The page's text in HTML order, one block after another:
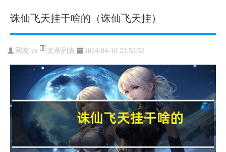
诛仙飞天挂干啥的（诛仙飞天挂）
网友:zx 文章列表 2024-04-10 23:52:52